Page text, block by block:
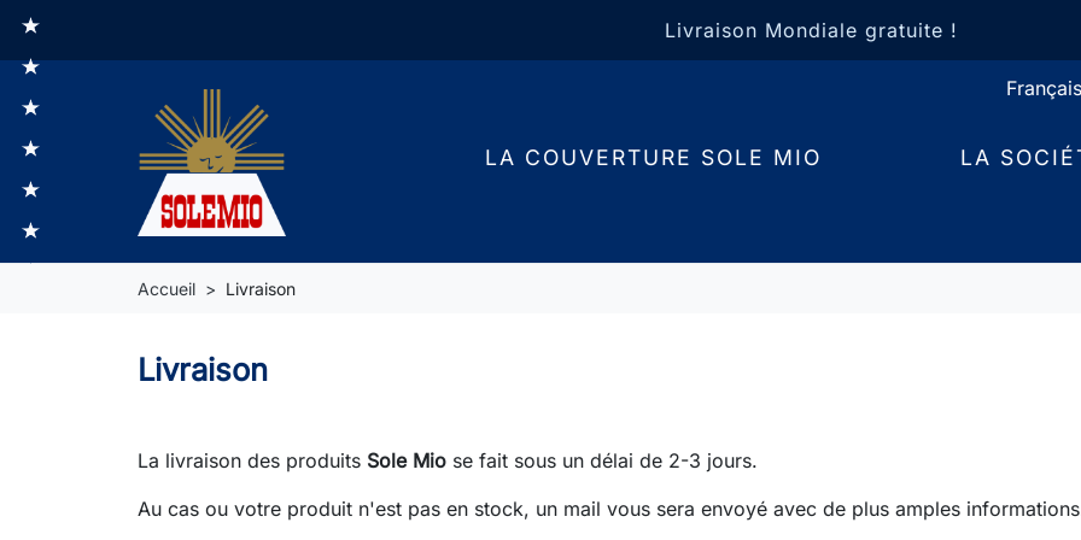
Livraison Mondiale gratuite !
LA COUVERTURE SOLE MIO LA
Accueil Livraison
Livraison
La livraison des produits Sole Mio se fait sous un délai de 2-3 jours.
Au cas ou votre produit n'est pas en stock, un mail vous sera envoyé avec de plus amples